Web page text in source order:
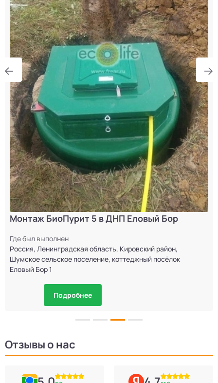
Монтаж БиоПурит 5 в ДНП Еловый Бор
Где был выполнен
Россия, Ленинградская область, Кировский район,
Шумское сельское поселение, коттеджный посёлок
Еловый Бор 1
Подробнее
Отзывы о нас